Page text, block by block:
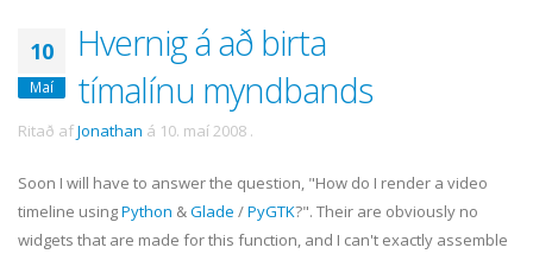
10
Maí
Hvernig á að birta
tímalínu myndbands
Ritað afJonathan á 10. maí 2008 .
Soon I will have to answer the question, "How do I render a video
timeline usingPython &Glade /PyGTK?". Their are obviously no
widgets that are made for this function, and I can't exactly assemble